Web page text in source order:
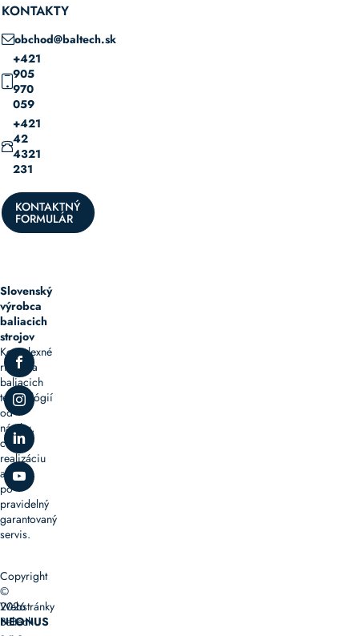
KONTAKTY
obchod@baltech.sk
+421
905
970
059
+421
42
4321
231
KONTAKTNÝ
FORMULÁR
Slovenský
výrobca
baliacich
strojov
Komplexné
riešenia
baliacich
technológií
od
návrhu,
cez
realizáciu
až
po
pravidelný
garantovaný
servis.
Copyright
©
2026
Baltech
Webstránky
NEONUS